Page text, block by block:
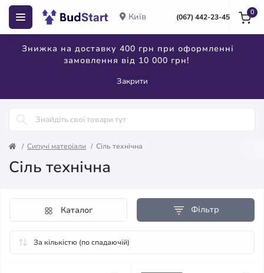
Київ (067) 442-23-45
Знижка на доставку 400 грн при оформленні
замовлення від 10 000 грн!
Закрити
0
Сипучі матеріали Сіль технічна
Сіль технічна
Фільтр
Каталог